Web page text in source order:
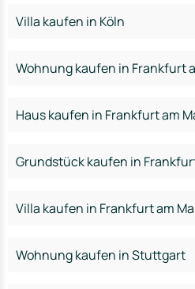
Villa kaufen in Köln
Wohnung kaufen in Frankfurt
Haus kaufen in Frankfurt am
Grundstück kaufen in
Villa kaufen in Frankfurt am
Wohnung kaufen in Stuttgart